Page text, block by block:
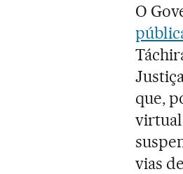
O
que,
virtual
vias